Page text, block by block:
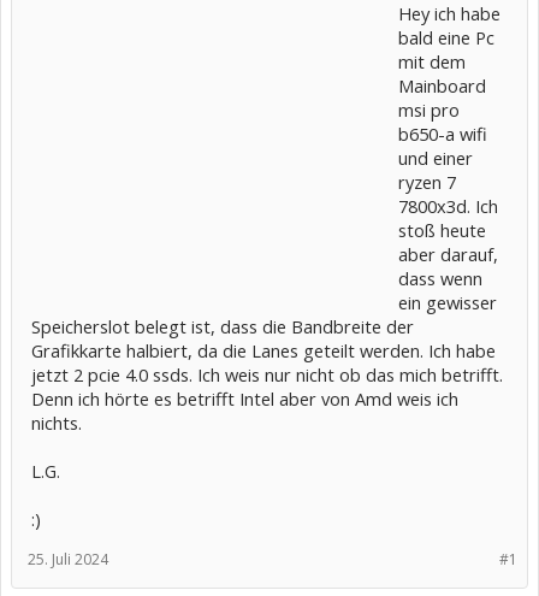
Hey ich habe
bald eine Pc
mit dem
Mainboard
msi pro
b650-a wifi
und einer
ryzen 7
7800x3d. Ich
stoß heute
aber darauf,
dass wenn
ein gewisser
Speicherslot belegt ist, dass die Bandbreite der
Grafikkarte halbiert, da die Lanes geteilt werden. Ich habe
jetzt 2 pcie 4.0 ssds. Ich weis nur nicht ob das mich betrifft.
Denn ich hörte es betrifft Intel aber von Amd weis ich
nichts.
L.G.
:)
#1
25. Juli 2024